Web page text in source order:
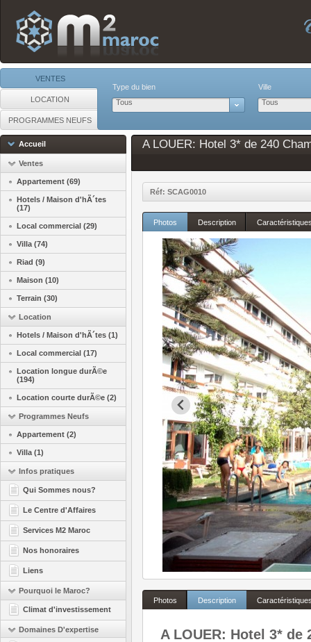
VENTES
LOCATION
PROGRAMMES NEUFS
Type du bien
Tous
Ville
Tous
Accueil
Ventes
Appartement (69)
Hotels / Maison d'hÃ´tes
(17)
Local commercial (29)
Villa (74)
Riad (9)
Maison (10)
Terrain (30)
Location
Hotels / Maison d'hÃ´tes (1)
Local commercial (17)
Location longue durÃ©e
(194)
Location courte durÃ©e (2)
Programmes Neufs
Appartement (2)
Villa (1)
Infos pratiques
Qui Sommes nous?
Le Centre d'Affaires
Services M2 Maroc
Nos honoraires
Liens
Pourquoi le Maroc?
Climat d'investissement
Domaines D'expertise
A LOUER: Hotel 3* de 240
Réf: SCAG0010
Photos Description
Photos Description
A LOUER: Hotel 3* de